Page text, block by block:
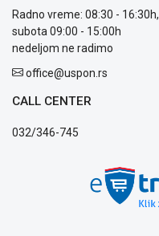
Kontakt
WEB
KREDIT
Radno vreme: 08:30 - 16:30h,
subota 09:00 - 15:00h
nedeljom ne radimo
office@uspon.rs
CALL CENTER
032/346-745